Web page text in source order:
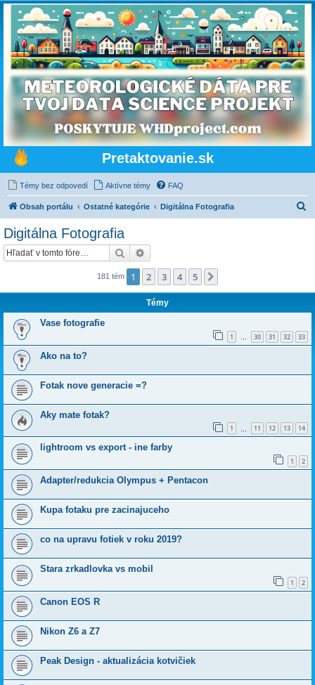
Pretaktovanie.sk
Témy bez odpovedí Aktívne témy FAQ
Obsah portálu Ostatné kategórie Digitálna Fotografia
Digitálna Fotografia
Hľadať
181 tém 1 2 3 4 5
Témy
Vase fotografie
1 … 30 31 32 33
Ako na to?
Fotak nove generacie =?
Aky mate fotak?
1 11 12 13 14
lightroom vs export - ine farby
1 2
Adapter/redukcia Olympus + Pentacon
Kupa fotaku pre zacinajuceho
co na upravu fotiek v roku 2019?
Stara zrkadlovka vs mobil
1 2
Canon EOS R
Nikon Z6 a Z7
Peak Design - aktualizácia kotvičiek